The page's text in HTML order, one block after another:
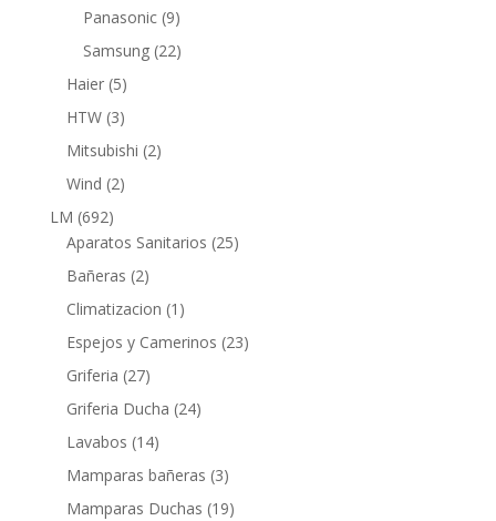
Panasonic 99
productos
Samsung 2222
Haier 55
productos
HTW 33
productos
Mitsubishi 22
Wind 22
LM 692692
productos
Aparatos Sanitarios 2525
Bañeras 22
productos
Climatizacion 1 1
producto
Espejos y Camerinos 2323
Griferia 2727
productos
Griferia Ducha 2424
Lavabos 1414
productos
Mamparas bañeras 33
productos
Mamparas Duchas 1919